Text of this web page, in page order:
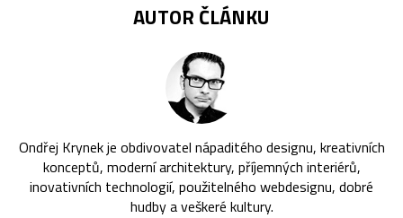
AUTOR ČLÁNKU
Ondřej Krynek je obdivovatel nápaditého designu, kreativních
konceptů, moderní architektury, příjemných interiérů,
inovativních technologií, použitelného webdesignu, dobré
hudby a veškeré kultury.